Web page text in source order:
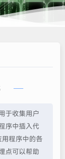
于收集用户
序中插入代
程序中的各
点可以帮助